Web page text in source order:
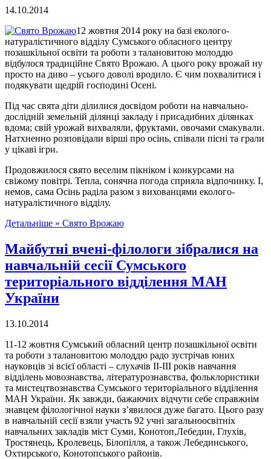
14.10.2014
12 жовтня 2014 року на базі еколого-
натуралістичного відділу Сумського обласного центру
позашкільної освіти та роботи з талановитою молоддю
відбулося традиційне Свято Врожаю. А цього року врожай ну
просто на диво – усього доволі вродило. Є чим похвалитися і
подякувати щедрій господині Осені.
Під час свята діти ділилися досвідом роботи на навчально-
дослідній земельній ділянці закладу і присадибних ділянках
вдома; свій урожай вихваляли, фруктами, овочами смакували.
Натхненно розповідали вірші про осінь, співали пісні та грали
у цікаві ігри.
Продовжилося свято веселим пікніком і конкурсами на
свіжому повітрі. Тепла, сонячна погода сприяла відпочинку. І,
немов, сама Осінь раділа разом з вихованцями еколого-
натуралістичного відділу.
Детальніше » Свято Врожаю
Майбутні вчені-філологи зібралися на
навчальній сесії Сумського
територіального відділення МАН
України
13.10.2014
11-12 жовтня Сумський обласний центр позашкільної освіти
та роботи з талановитою молоддю радо зустрічав юних
науковців зі всієї області – слухачів ІІ-ІІІ років навчання
відділень мовознавства, літературознавства, фольклористики
та мистецтвознавства Сумського територіального відділення
МАН України. Як завжди, бажаючих відчути себе справжнім
знавцем філологічної науки зʼявилося дуже багато. Цього разу
в навчальній сесії взяли участь 92 учні загальноосвітніх
навчальних закладів міст Суми, Конотоп,Лебедин, Глухів,
Тростянець, Кролевець, Білопілля, а також Лебединського,
Охтирського, Конотопського районів.